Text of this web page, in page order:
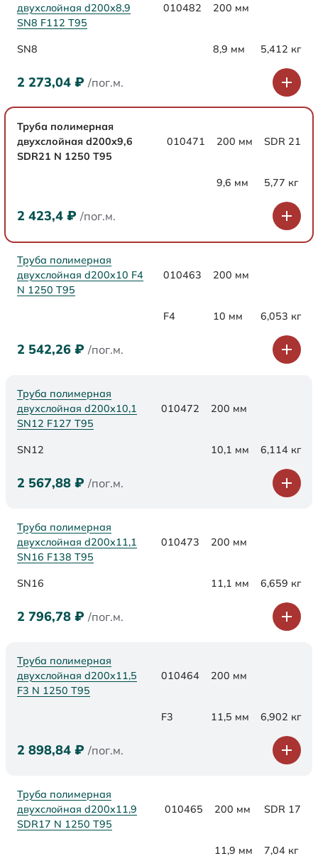
двухслойная d200х8,9
SN8 F112 Т95
010482 200 мм
SN8 8,9 мм 5,412 кг
2 273,04 ₽ /пог.м.
Труба полимерная
двухслойная d200x9,6
SDR21 N 1250 Т95
010471 200 мм SDR 21
9,6 мм 5,77 кг
2 423,4 ₽ /пог.м.
Труба полимерная
двухслойная d200x10 F4
N 1250 Т95
010463 200 мм
F4 10 мм 6,053 кг
2 542,26 ₽ /пог.м.
Труба полимерная
двухслойная d200х10,1
SN12 F127 Т95
010472 200 мм
SN12 10,1 мм 6,114 кг
2 567,88 ₽ /пог.м.
Труба полимерная
двухслойная d200х11,1
SN16 F138 Т95
010473 200 мм
SN16 11,1 мм 6,659 кг
2 796,78 ₽ /пог.м.
Труба полимерная
двухслойная d200x11,5
F3 N 1250 Т95
010464 200 мм
F3 11,5 мм 6,902 кг
2 898,84 ₽ /пог.м.
Труба полимерная
двухслойная d200x11,9
SDR17 N 1250 Т95
010465 200 мм SDR 17
11,9 мм 7,04 кг